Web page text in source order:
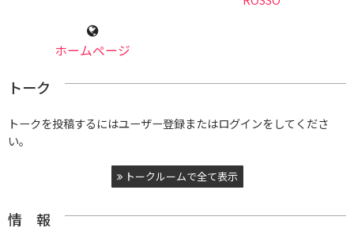
ホームページ
トーク
トークを投稿するにはユーザー登録またはログインをしてくださ
い。
トークルームで全て表示
情 報